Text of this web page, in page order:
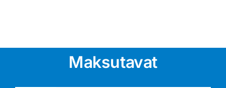
Maksutavat